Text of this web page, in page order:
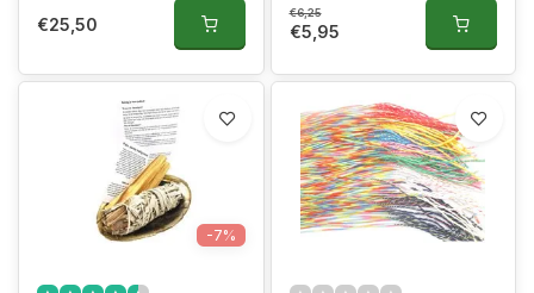
€25,50
€6,25
€5,95
-7%